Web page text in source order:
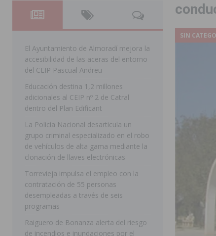
[ 07/08/2026 ]
La Generalitat impulsa el
[ 07/08/2026 ] Benferri ya se prepara para dar
[ 07/08/2026 ] Bigastro se viste de gala para la
[ 07/08/2026 ] Rojales clausura con éxito las
Redován presenta la programación
Arcángel
REDOVÁN
[ 06/08/2026 ]
El PSOE denuncia una nueva
La Diputación destina dos millones
ellos varios de la Vega Baja
Vegavacaciones 2026 amplía su
SAN MIGUEL DE SALINAS
[ 06/08/2026 ] La Diputación de Alicante inyectará
San Miguel de Salinas abre las
Patronales 2026
SAN MIGUEL DE SALINAS
SIN
El Ayuntamiento de Almoradí mejora la
accesibilidad de las aceras del entorno
del CEIP Pascual Andreu
Educación destina 1,2 millones
adicionales al CEIP nº 2 de Catral
dentro del Plan Edificant
La Policía Nacional desarticula un
grupo criminal especializado en el robo
de vehículos de alta gama mediante la
clonación de llaves electrónicas
Torrevieja impulsa el empleo con la
contratación de 55 personas
desempleadas a través de seis
programas
Raiguero de Bonanza alerta del riesgo
de incendios e inundaciones por el